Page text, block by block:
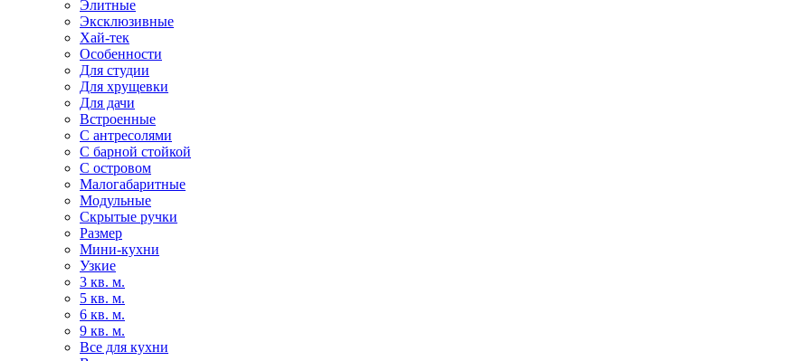
Элитные
Эксклюзивные
Хай-тек
Особенности
Для студии
Для хрущевки
Для дачи
Встроенные
С антресолями
С барной стойкой
С островом
Малогабаритные
Модульные
Скрытые ручки
Размер
Мини-кухни
Узкие
3 кв. м.
5 кв. м.
6 кв. м.
9 кв. м.
Все для кухни